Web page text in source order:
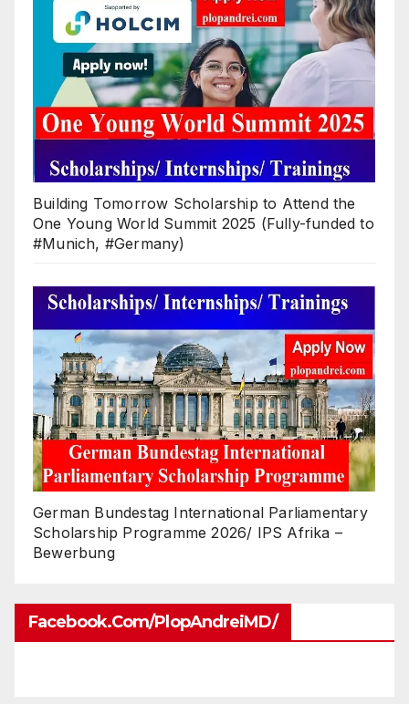
Building Tomorrow Scholarship to Attend the
One Young World Summit 2025 (Fully-funded to
#Munich, #Germany)
German Bundestag International Parliamentary
Scholarship Programme 2026/ IPS Afrika –
Bewerbung
Facebook.com/PlopAndreiMD/